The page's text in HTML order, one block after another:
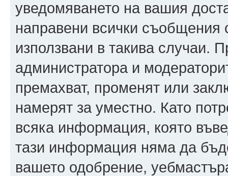
уведомяването на вашия
направени всички съобщения
използвани в такива случаи.
администратора и
премахват, променят или
намерят за уместно. Като
всяка информация, която
тази информация няма да
вашето одобрение,